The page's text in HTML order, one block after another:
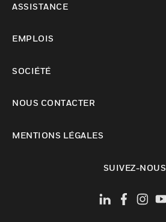
ASSISTANCE
EMPLOIS
SOCIÉTÉ
NOUS CONTACTER
MENTIONS LÉGALES
SUIVEZ-NOUS